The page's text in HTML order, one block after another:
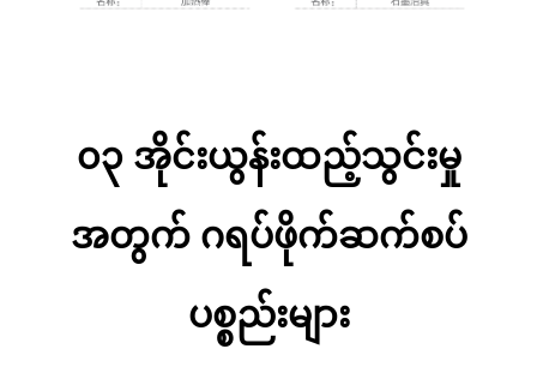
၀၃ အိုင်းယွန်းထည့်သွင်းမှု
အတွက် ဂရပ်ဖိုက်ဆက်စပ်
ပစ္စည်းများ